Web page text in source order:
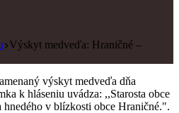
Výskyt medveďa: Hraničné –
výskyt medveďa dňa
k hláseniu uvádza: ,,Starosta obce
v blízkosti obce Hraničné.".